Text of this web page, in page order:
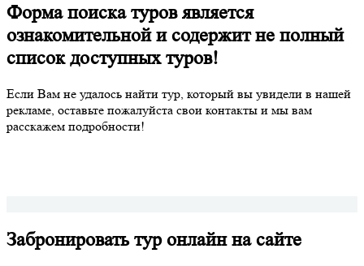
Форма поиска туров является
ознакомительной и содержит не полный
список доступных туров!
Если Вам не удалось найти тур, который вы увидели в нашей
рекламе, оставьте пожалуйста свои контакты и мы вам
расскажем подробности!
Забронировать тур онлайн на сайте